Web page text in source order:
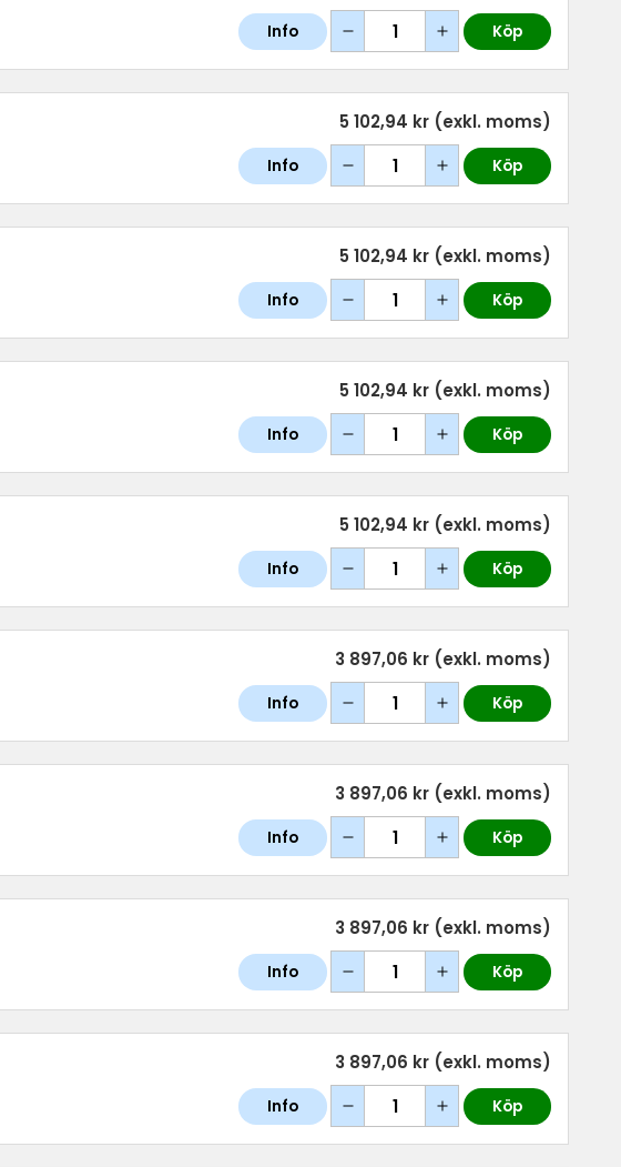
Info Köp
5 102,94 kr (exkl. moms)
Info Köp
5 102,94 kr (exkl. moms)
Info Köp
5 102,94 kr (exkl. moms)
Info Köp
5 102,94 kr (exkl. moms)
Info Köp
3 897,06 kr (exkl. moms)
Info Köp
3 897,06 kr (exkl. moms)
Info Köp
3 897,06 kr (exkl. moms)
Info Köp
3 897,06 kr (exkl. moms)
Info Köp